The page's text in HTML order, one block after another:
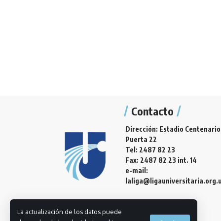
La actualización de los datos puede
Contacto
Dirección: Estadio Centenario
Puerta 22
Tel: 2487 82 23
Fax: 2487 82 23 int. 14
e-mail: